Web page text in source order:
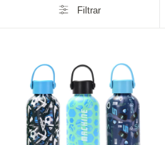
Filtrar